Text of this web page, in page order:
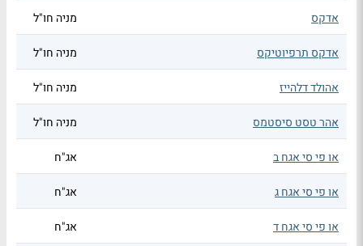
אדקס מניה חו"ל
אדקס תרפיוטיקס מניה חו"ל
אהולד דלהייז מניה חו"ל
אהר טסט סיסטמס מניה חו"ל
או פי סי אגח ב אג"ח
או פי סי אגח ג אג"ח
או פי סי אגח ד אג"ח